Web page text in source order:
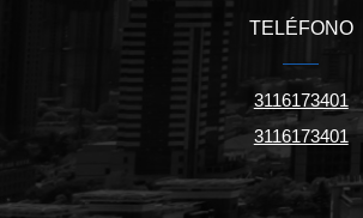
TELÉFONO
3116173401
3116173401